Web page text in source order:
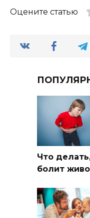
Оцените статью
Что
болит